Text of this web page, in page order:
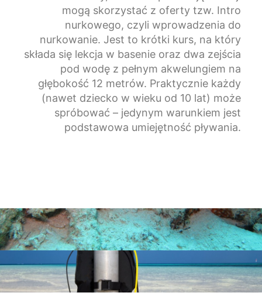
mogą skorzystać z oferty tzw. Intro
nurkowego, czyli wprowadzenia do
nurkowanie. Jest to krótki kurs, na który
składa się lekcja w basenie oraz dwa zejścia
pod wodę z pełnym akwelungiem na
głębokość 12 metrów. Praktycznie każdy
(nawet dziecko w wieku od 10 lat) może
spróbować – jedynym warunkiem jest
podstawowa umiejętność pływania.